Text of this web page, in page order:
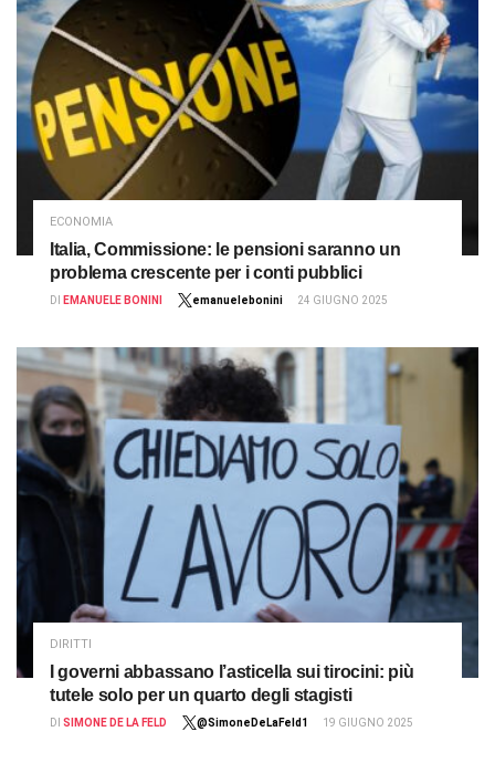
ECONOMIA
Italia, Commissione: le pensioni saranno un
problema crescente per i conti pubblici
DI EMANUELE BONINI emanuelebonini 24 GIUGNO 2025
DIRITTI
I governi abbassano l’asticella sui tirocini: più
tutele solo per un quarto degli stagisti
DI SIMONE DE LA FELD @SimoneDeLaFeld1 19 GIUGNO 2025